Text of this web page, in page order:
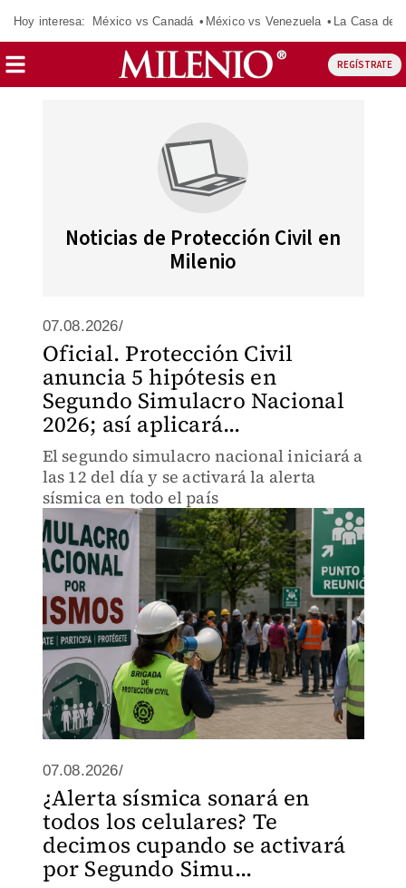
Hoy interesa: México vs Canadá México vs Venezuela La Casa de
REGÍSTRATE
Noticias de Protección Civil en
Milenio
07.08.2026/
Oficial. Protección Civil
anuncia 5 hipótesis en
Segundo Simulacro Nacional
2026; así aplicará...
El segundo simulacro nacional iniciará a
las 12 del día y se activará la alerta
sísmica en todo el país
07.08.2026/
¿Alerta sísmica sonará en
todos los celulares? Te
decimos cupando se activará
por Segundo Simu...